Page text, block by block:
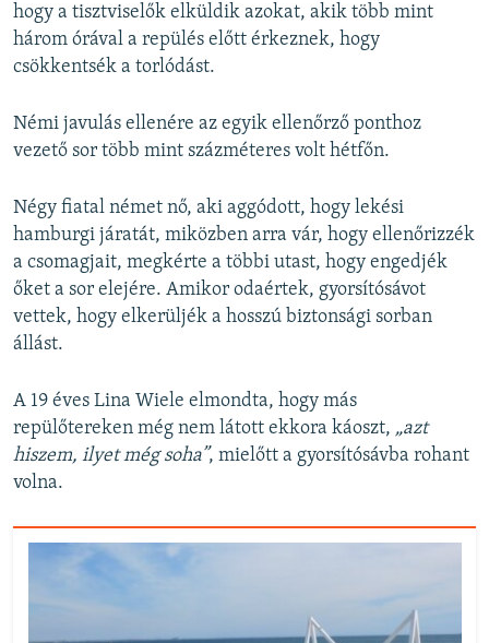
hogy a tisztviselők elküldik azokat, akik több mint
három órával a repülés előtt érkeznek, hogy
csökkentsék a torlódást.
Némi javulás ellenére az egyik ellenőrző ponthoz
vezető sor több mint százméteres volt hétfőn.
Négy fiatal német nő, aki aggódott, hogy lekési
hamburgi járatát, miközben arra vár, hogy ellenőrizzék
a csomagjait, megkérte a többi utast, hogy engedjék
őket a sor elejére. Amikor odaértek, gyorsítósávot
vettek, hogy elkerüljék a hosszú biztonsági sorban
állást.
A 19 éves Lina Wiele elmondta, hogy más
repülőtereken még nem látott ekkora káoszt, „azt
hiszem, ilyet még soha”, mielőtt a gyorsítósávba rohant
volna.